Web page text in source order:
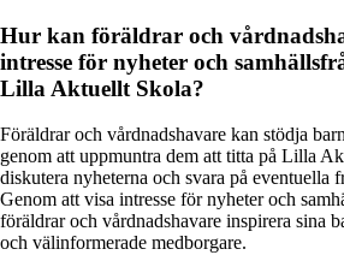
Hur kan föräldrar och
intresse för nyheter och
Lilla Aktuellt Skola?
Föräldrar och vårdnadshavare kan stödja
genom att uppmuntra dem att titta på Lilla
diskutera nyheterna och svara på eventuella
Genom att visa intresse för nyheter och
föräldrar och vårdnadshavare inspirera sina
och välinformerade medborgare.